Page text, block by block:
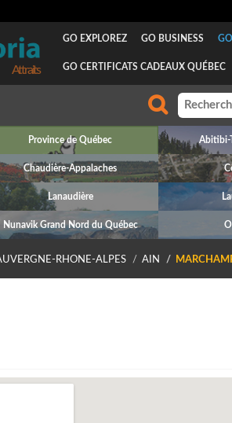
Attraits
GO EXPLOREZ GO BUSINESS
GO CERTIFICATS CADEAUX QUÉBEC
Province de Québec Abitibi-
Chaudière-Appalaches
Lanaudière
Nunavik Grand Nord du Québec
RHONE-ALPES AIN